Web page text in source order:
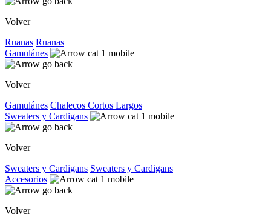
Volver
Ruanas Ruanas
Gamulánes
Volver
Gamulánes Chalecos Cortos Largos
Sweaters y Cardigans
Volver
Sweaters y Cardigans Sweaters y Cardigans
Accesorios
Volver